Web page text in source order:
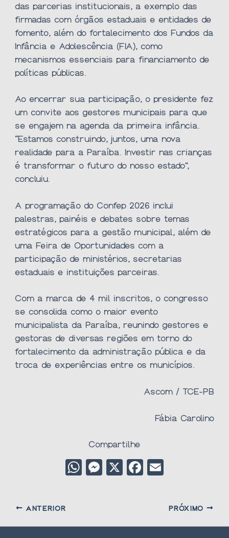
das parcerias institucionais, a exemplo das
firmadas com órgãos estaduais e entidades de
fomento, além do fortalecimento dos Fundos da
Infância e Adolescência (FIA), como
mecanismos essenciais para financiamento de
políticas públicas.
Ao encerrar sua participação, o presidente fez
um convite aos gestores municipais para que
se engajem na agenda da primeira infância.
“Estamos construindo, juntos, uma nova
realidade para a Paraíba. Investir nas crianças
é transformar o futuro do nosso estado”,
concluiu.
A programação do Confep 2026 inclui
palestras, painéis e debates sobre temas
estratégicos para a gestão municipal, além de
uma Feira de Oportunidades com a
participação de ministérios, secretarias
estaduais e instituições parceiras.
Com a marca de 4 mil inscritos, o congresso
se consolida como o maior evento
municipalista da Paraíba, reunindo gestores e
gestoras de diversas regiões em torno do
fortalecimento da administração pública e da
troca de experiências entre os municípios.
Ascom / TCE-PB
Fábia Carolino
Compartilhe
W
A
M
e
X F
b
ai
l
ANTERIOR PRÓXIMO